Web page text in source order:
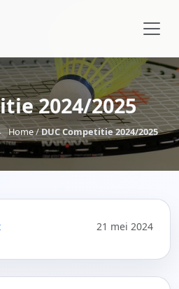
2024/2025
Home/ DUC Competitie 2024/2025
21 mei 2024